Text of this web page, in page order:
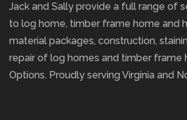
Jack and Sally provide a full range of
to log home, timber frame home and
material packages, construction,
repair of log homes and timber frame
Options. Proudly serving Virginia and